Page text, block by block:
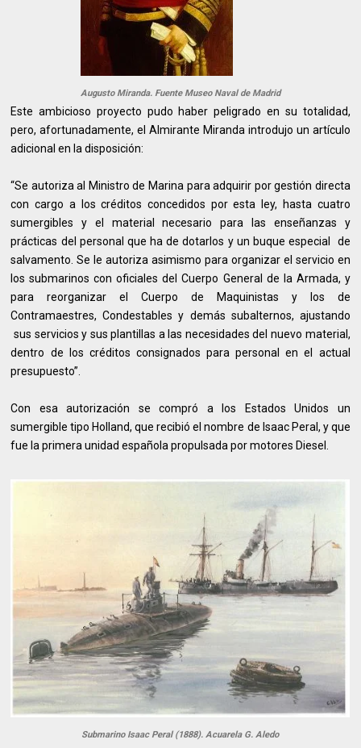
Augusto Miranda. Fuente Museo Naval de Madrid
Este ambicioso proyecto pudo haber peligrado en su totalidad,
pero, afortunadamente, el Almirante Miranda introdujo un artículo
adicional en la disposición:
“Se autoriza al Ministro de Marina para adquirir por gestión directa
con cargo a los créditos concedidos por esta ley, hasta cuatro
sumergibles y el material necesario para las enseñanzas y
prácticas del personal que ha de dotarlos y un buque especial de
salvamento. Se le autoriza asimismo para organizar el servicio en
los submarinos con oficiales del Cuerpo General de la Armada, y
para reorganizar el Cuerpo de Maquinistas y los de
Contramaestres, Condestables y demás subalternos, ajustando
sus servicios y sus plantillas a las necesidades del nuevo material,
dentro de los créditos consignados para personal en el actual
presupuesto”.
Con esa autorización se compró a los Estados Unidos un
sumergible tipo Holland, que recibió el nombre de Isaac Peral, y que
fue la primera unidad española propulsada por motores Diesel.
Submarino Isaac Peral (1888). Acuarela G. Aledo